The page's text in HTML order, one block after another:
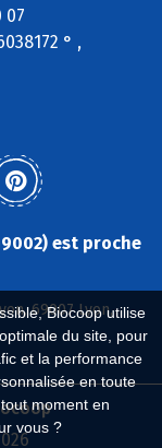
Biocoop utilise
du site, pour
et la performance
en toute
moment en
vous ?
07
° ,
est proche
69007 Lyon,